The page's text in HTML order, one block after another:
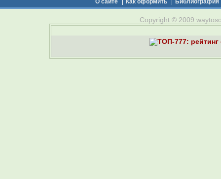
О сайте Как оформить Библиография
Copyright © 2009